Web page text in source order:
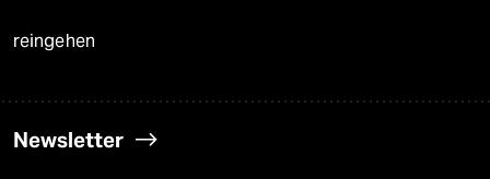
reingehen
Newsletter